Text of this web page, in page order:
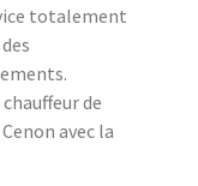
totalement
de
avec la